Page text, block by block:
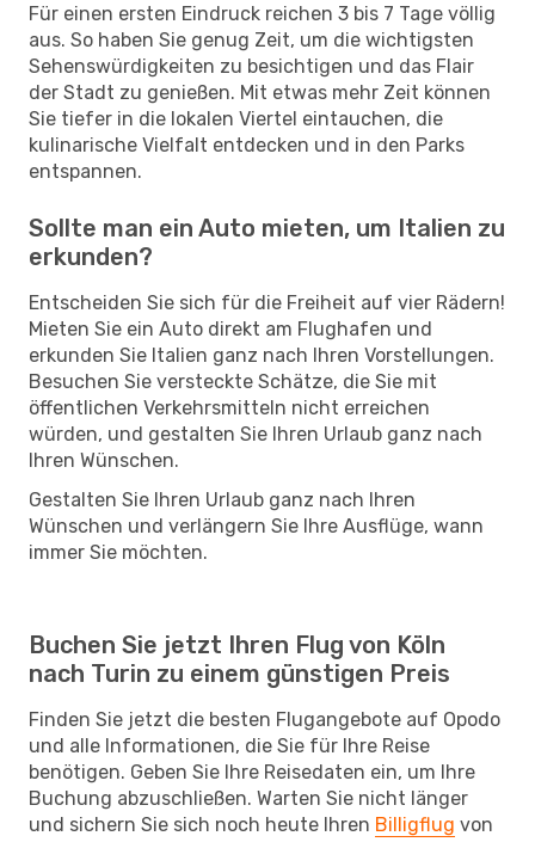
Für einen ersten Eindruck reichen 3 bis 7 Tage völlig
aus. So haben Sie genug Zeit, um die wichtigsten
Sehenswürdigkeiten zu besichtigen und das Flair
der Stadt zu genießen. Mit etwas mehr Zeit können
Sie tiefer in die lokalen Viertel eintauchen, die
kulinarische Vielfalt entdecken und in den Parks
entspannen.
Sollte man ein Auto mieten, um Italien zu
erkunden?
Entscheiden Sie sich für die Freiheit auf vier Rädern!
Mieten Sie ein Auto direkt am Flughafen und
erkunden Sie Italien ganz nach Ihren Vorstellungen.
Besuchen Sie versteckte Schätze, die Sie mit
öffentlichen Verkehrsmitteln nicht erreichen
würden, und gestalten Sie Ihren Urlaub ganz nach
Ihren Wünschen.
Gestalten Sie Ihren Urlaub ganz nach Ihren
Wünschen und verlängern Sie Ihre Ausflüge, wann
immer Sie möchten.
Buchen Sie jetzt Ihren Flug von Köln
nach Turin zu einem günstigen Preis
Finden Sie jetzt die besten Flugangebote auf Opodo
und alle Informationen, die Sie für Ihre Reise
benötigen. Geben Sie Ihre Reisedaten ein, um Ihre
Buchung abzuschließen. Warten Sie nicht länger
und sichern Sie sich noch heute Ihren Billigflug von